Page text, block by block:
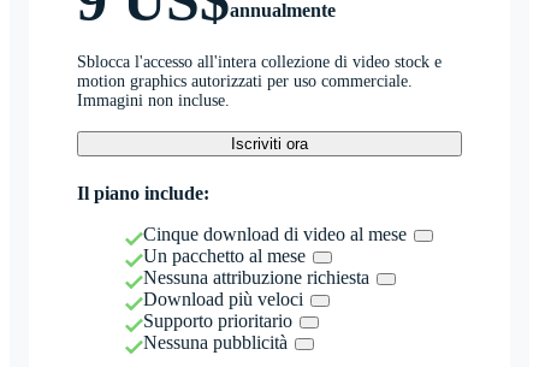
annualmente
Sblocca l'accesso all'intera collezione di video stock e
motion graphics autorizzati per uso commerciale.
Immagini non incluse.
Iscriviti ora
Il piano include:
Cinque download di video al mese
Un pacchetto al mese
Nessuna attribuzione richiesta
Download più veloci
Supporto prioritario
Nessuna pubblicità